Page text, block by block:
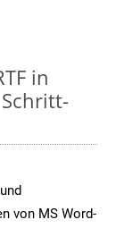
in
von MS Word-